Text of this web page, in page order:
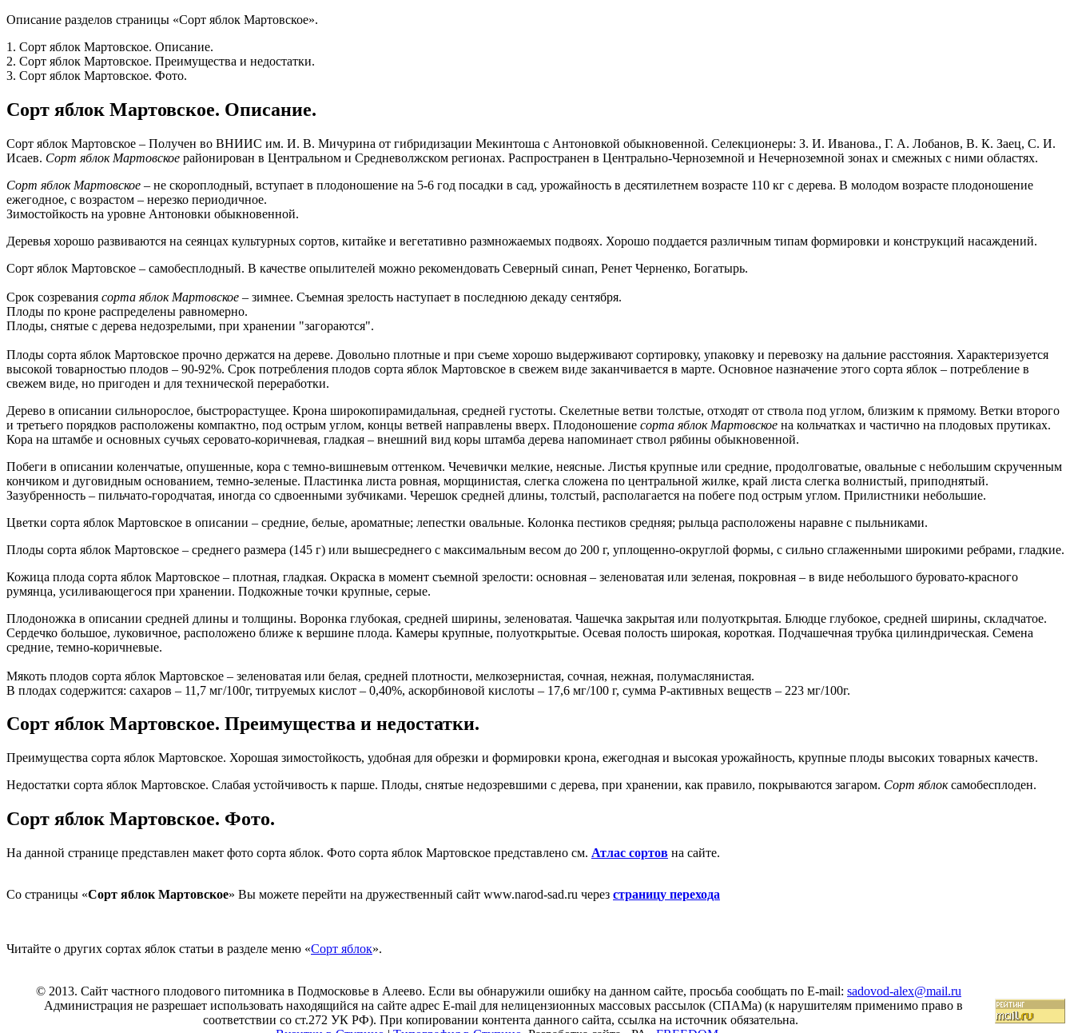
Описание разделов страницы «Сорт яблок Мартовское».
1. Сорт яблок Мартовское. Описание.
2. Сорт яблок Мартовское. Преимущества и недостатки.
3. Сорт яблок Мартовское. Фото.
Сорт яблок Мартовское. Описание.
Сорт яблок Мартовское – Получен во ВНИИС им. И. В. Мичурина от гибридизации Мекинтоша с Антоновкой обыкновенной. Селекционеры: З. И. Иванова., Г. А. Лобанов, В. К. Заец, С. И.
Исаев. Сорт яблок Мартовское районирован в Центральном и Средневолжском регионах. Распространен в Центрально-Черноземной и Нечерноземной зонах и смежных с ними областях.
Сорт яблок Мартовское – не скороплодный, вступает в плодоношение на 5-6 год посадки в сад, урожайность в десятилетнем возрасте 110 кг с дерева. В молодом возрасте плодоношение
ежегодное, с возрастом – нерезко периодичное.
Зимостойкость на уровне Антоновки обыкновенной.
Деревья хорошо развиваются на сеянцах культурных сортов, китайке и вегетативно размножаемых подвоях. Хорошо поддается различным типам формировки и конструкций насаждений.
Сорт яблок Мартовское – самобесплодный. В качестве опылителей можно рекомендовать Северный синап, Ренет Черненко, Богатырь.
Срок созревания сорта яблок Мартовское – зимнее. Съемная зрелость наступает в последнюю декаду сентября.
Плоды по кроне распределены равномерно.
Плоды, снятые с дерева недозрелыми, при хранении "загораются".
Плоды сорта яблок Мартовское прочно держатся на дереве. Довольно плотные и при съеме хорошо выдерживают сортировку, упаковку и перевозку на дальние расстояния. Характеризуется
высокой товарностью плодов – 90-92%. Срок потребления плодов сорта яблок Мартовское в свежем виде заканчивается в марте. Основное назначение этого сорта яблок – потребление в
свежем виде, но пригоден и для технической переработки.
Дерево в описании сильнорослое, быстрорастущее. Крона широкопирамидальная, средней густоты. Скелетные ветви толстые, отходят от ствола под углом, близким к прямому. Ветки второго
и третьего порядков расположены компактно, под острым углом, концы ветвей направлены вверх. Плодоношение сорта яблок Мартовское на кольчатках и частично на плодовых прутиках.
Кора на штамбе и основных сучьях серовато-коричневая, гладкая – внешний вид коры штамба дерева напоминает ствол рябины обыкновенной.
Побеги в описании коленчатые, опушенные, кора с темно-вишневым оттенком. Чечевички мелкие, неясные. Листья крупные или средние, продолговатые, овальные с небольшим скрученным
кончиком и дуговидным основанием, темно-зеленые. Пластинка листа ровная, морщинистая, слегка сложена по центральной жилке, край листа слегка волнистый, приподнятый.
Зазубренность – пильчато-городчатая, иногда со сдвоенными зубчиками. Черешок средней длины, толстый, располагается на побеге под острым углом. Прилистники небольшие.
Цветки сорта яблок Мартовское в описании – средние, белые, ароматные; лепестки овальные. Колонка пестиков средняя; рыльца расположены наравне с пыльниками.
Плоды сорта яблок Мартовское – среднего размера (145 г) или вышесреднего с максимальным весом до 200 г, уплощенно-округлой формы, с сильно сглаженными широкими ребрами, гладкие.
Кожица плода сорта яблок Мартовское – плотная, гладкая. Окраска в момент съемной зрелости: основная – зеленоватая или зеленая, покровная – в виде небольшого буровато-красного
румянца, усиливающегося при хранении. Подкожные точки крупные, серые.
Плодоножка в описании средней длины и толщины. Воронка глубокая, средней ширины, зеленоватая. Чашечка закрытая или полуоткрытая. Блюдце глубокое, средней ширины, складчатое.
Сердечко большое, луковичное, расположено ближе к вершине плода. Камеры крупные, полуоткрытые. Осевая полость широкая, короткая. Подчашечная трубка цилиндрическая. Семена
средние, темно-коричневые.
Мякоть плодов сорта яблок Мартовское – зеленоватая или белая, средней плотности, мелкозернистая, сочная, нежная, полумаслянистая.
В плодах содержится: сахаров – 11,7 мг/100г, титруемых кислот – 0,40%, аскорбиновой кислоты – 17,6 мг/100 г, сумма Р-активных веществ – 223 мг/100г.
Сорт яблок Мартовское. Преимущества и недостатки.
Преимущества сорта яблок Мартовское. Хорошая зимостойкость, удобная для обрезки и формировки крона, ежегодная и высокая урожайность, крупные плоды высоких товарных качеств.
Недостатки сорта яблок Мартовское. Слабая устойчивость к парше. Плоды, снятые недозревшими с дерева, при хранении, как правило, покрываются загаром. Сорт яблоксамобесплоден.
Сорт яблок Мартовское. Фото.
На данной странице представлен макет фото сорта яблок. Фото сорта яблок Мартовское представлено см. Атлас сортов на сайте.
Со страницы «Сорт яблок Мартовское» Вы можете перейти на дружественный сайт www.narod-sad.ru через страницу перехода
Читайте о других сортах яблок статьи в разделе меню «Сорт яблок».
© 2013. Сайт частного плодового питомника в Подмосковье в Алеево. Если вы обнаружили ошибку на данном сайте, просьба сообщать по E-mail: sadovod-alex@mail.ru
Администрация не разрешает использовать находящийся на сайте адрес E-mail для нелицензионных массовых рассылок (СПАМа) (к нарушителям применимо право в
соответствии со ст.272 УК РФ). При копировании контента данного сайта, ссылка на источник обязательна.